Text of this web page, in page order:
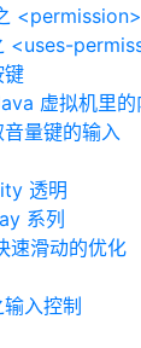
<uses-
键
虚拟机里的
量键的输入
透明
系列
滑动的优化
入控制